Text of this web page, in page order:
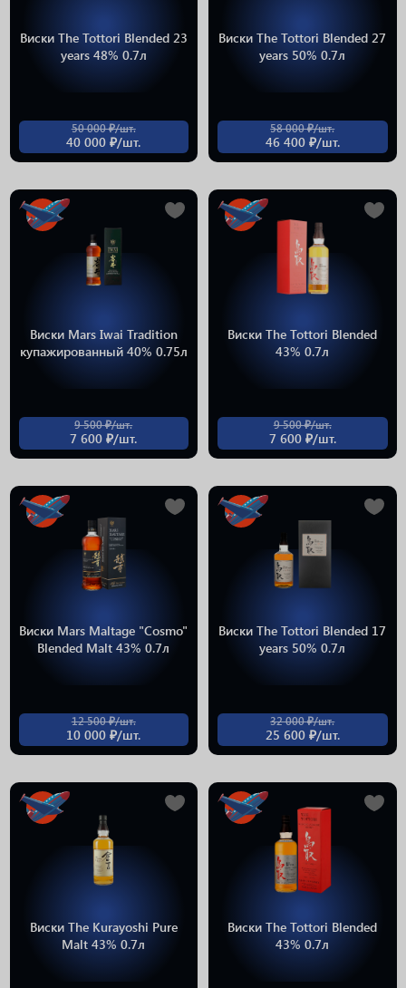
Виски The Tottori Blended 23
years 48% 0.7л
50 000 ₽/шт.
40 000 ₽/шт.
Виски The Tottori Blended 27
years 50% 0.7л
58 000 ₽/шт.
46 400 ₽/шт.
Виски Mars Iwai Tradition
купажированный 40% 0.75л
9 500 ₽/шт.
7 600 ₽/шт.
Виски The Tottori Blended
43% 0.7л
9 500 ₽/шт.
7 600 ₽/шт.
Виски Mars Maltage "Cosmo"
Blended Malt 43% 0.7л
12 500 ₽/шт.
10 000 ₽/шт.
Виски The Tottori Blended 17
years 50% 0.7л
32 000 ₽/шт.
25 600 ₽/шт.
Виски The Kurayoshi Pure
Malt 43% 0.7л
Виски The Tottori Blended
43% 0.7л